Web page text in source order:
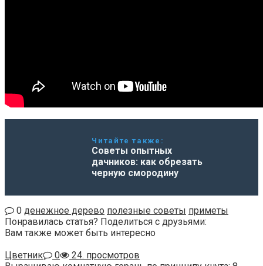
Читайте также:
Советы опытных
дачников: как обрезать
черную смородину
0 денежное дерево полезные советы приметы
Понравилась статья? Поделиться с друзьями:
Вам также может быть интересно
Цветник
0
24. просмотров